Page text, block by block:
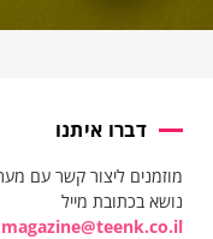
דברו איתנו
מוזמנים ליצור קשר עם
נושא בכתובת מייל
magazine@teenk.co.il